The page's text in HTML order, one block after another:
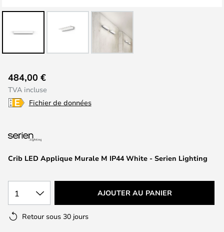
to
the
beginning
the
gallery
Crib LED Applique Murale M IP44 White - Serien Lighting
484,00 €
TVA incluse
Fichier de données
1 AJOUTER AU PANIER
Retour sous 30 jours